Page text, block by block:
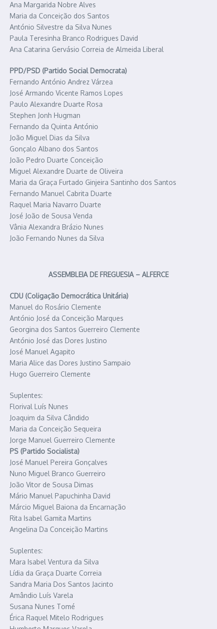
Ana Margarida Nobre Alves
Maria da Conceição dos Santos
António Silvestre da Silva Nunes
Paula Teresinha Branco Rodrigues David
Ana Catarina Gervásio Correia de Almeida Liberal
PPD/PSD (Partido Social Democrata)
Fernando António Andrez Várzea
José Armando Vicente Ramos Lopes
Paulo Alexandre Duarte Rosa
Stephen Jonh Hugman
Fernando da Quinta António
João Miguel Dias da Silva
Gonçalo Albano dos Santos
João Pedro Duarte Conceição
Miguel Alexandre Duarte de Oliveira
Maria da Graça Furtado Ginjeira Santinho dos Santos
Fernando Manuel Cabrita Duarte
Raquel Maria Navarro Duarte
José João de Sousa Venda
Vânia Alexandra Brázio Nunes
João Fernando Nunes da Silva
ASSEMBLEIA DE FREGUESIA – ALFERCE
CDU (Coligação Democrática Unitária)
Manuel do Rosário Clemente
António José da Conceição Marques
Georgina dos Santos Guerreiro Clemente
António José das Dores Justino
José Manuel Agapito
Maria Alice das Dores Justino Sampaio
Hugo Guerreiro Clemente
Suplentes:
Florival Luís Nunes
Joaquim da Silva Cândido
Maria da Conceição Sequeira
Jorge Manuel Guerreiro Clemente
PS (Partido Socialista)
José Manuel Pereira Gonçalves
Nuno Miguel Branco Guerreiro
João Vitor de Sousa Dimas
Mário Manuel Papuchinha David
Márcio Miguel Baiona da Encarnação
Rita Isabel Gamita Martins
Angelina Da Conceição Martins
Suplentes:
Mara Isabel Ventura da Silva
Lídia da Graça Duarte Correia
Sandra Maria Dos Santos Jacinto
Amândio Luís Varela
Susana Nunes Tomé
Érica Raquel Mitelo Rodrigues